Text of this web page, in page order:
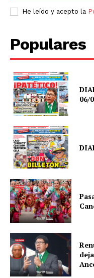
He leído y acepto la
Populares
06/